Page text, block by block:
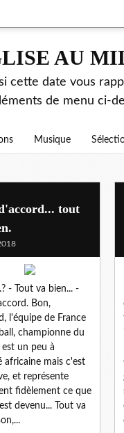
AU
cette date vous
de menu ci-
Musique
tout
- Tout va bien... -
Bon,
l'équipe de France
championne du
est un peu à
africaine mais c'est
et représente
fidèlement ce que
devenu... Tout va